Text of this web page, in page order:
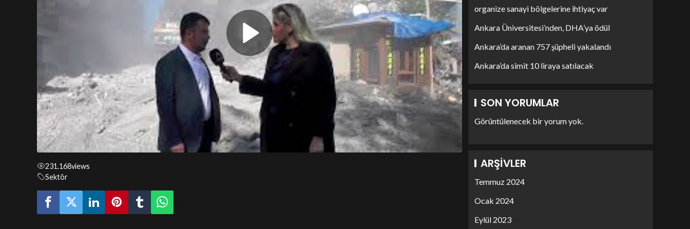
231.168views
Sektör
organize sanayi bölgelerine ihtiyaç var
Ankara Üniversitesi’nden, DHA’ya ödül
Ankara’da aranan 757 şüpheli yakalandı
Ankara’da simit 10 liraya satılacak
SON YORUMLAR
Görüntülenecek bir yorum yok.
ARŞIVLER
Temmuz 2024
Ocak 2024
Eylül 2023